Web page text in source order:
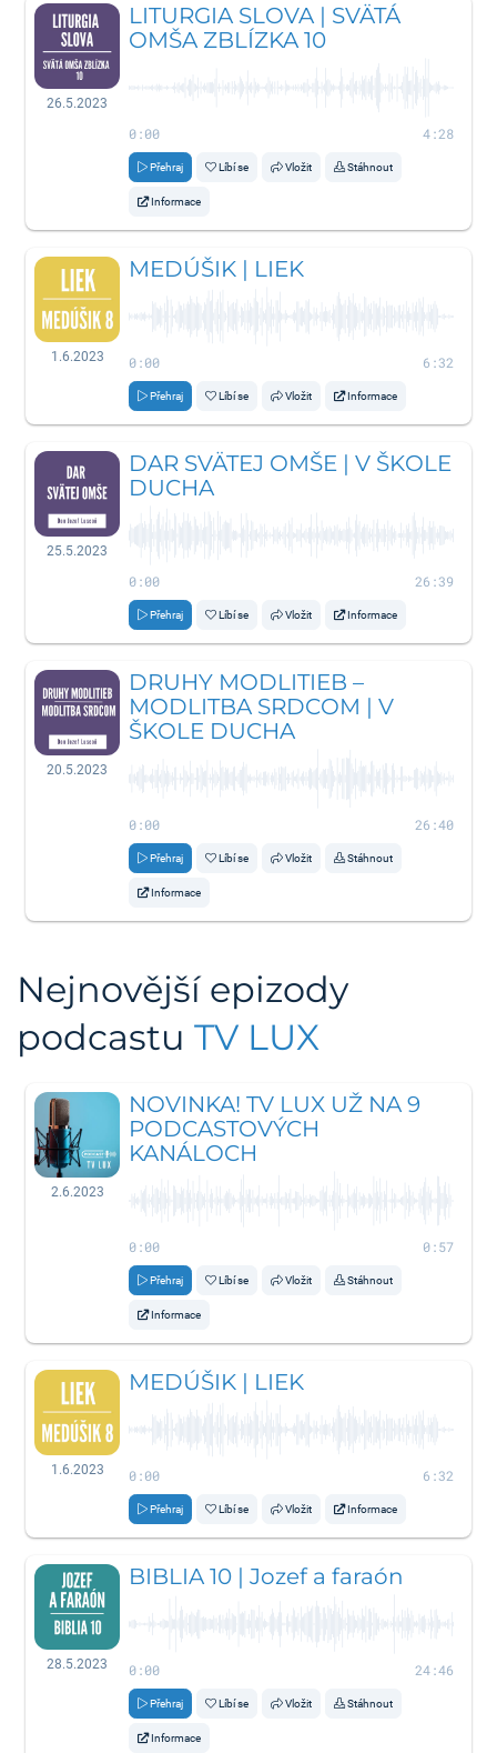
26.5.2023
LITURGIA SLOVA | SVÄTÁ
OMŠA ZBLÍZKA 10
0:00 4:28
Přehraj Líbí se Vložit Stáhnout
Informace
1.6.2023
MEDÚŠIK | LIEK
0:00 6:32
Přehraj Líbí se Vložit Informace
25.5.2023
DAR SVÄTEJ OMŠE | V ŠKOLE
DUCHA
0:00 26:39
Přehraj Líbí se Vložit Informace
20.5.2023
DRUHY MODLITIEB –
MODLITBA SRDCOM | V
ŠKOLE DUCHA
0:00 26:40
Přehraj Líbí se Vložit Stáhnout
Informace
Nejnovější epizody
podcastu TV LUX
2.6.2023
NOVINKA! TV LUX UŽ NA 9
PODCASTOVÝCH
KANÁLOCH
0:00 0:57
Přehraj Líbí se Vložit Stáhnout
Informace
1.6.2023
MEDÚŠIK | LIEK
0:00 6:32
Přehraj Líbí se Vložit Informace
28.5.2023
BIBLIA 10 | Jozef a faraón
0:00 24:46
Přehraj Líbí se Vložit Stáhnout
Informace